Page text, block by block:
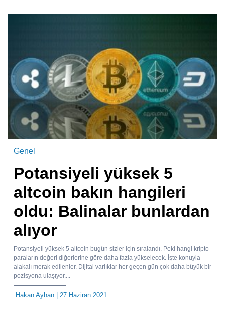
Genel
Potansiyeli yüksek 5
altcoin bakın hangileri
oldu: Balinalar bunlardan
alıyor
Potansiyeli yüksek 5 altcoin bugün sizler için sıralandı. Peki hangi kripto
paraların değeri diğerlerine göre daha fazla yükselecek. İşte konuyla
alakalı merak edilenler. Dijital varlıklar her geçen gün çok daha büyük bir
pozisyona ulaşıyor....
Hakan Ayhan | 27 Haziran 2021